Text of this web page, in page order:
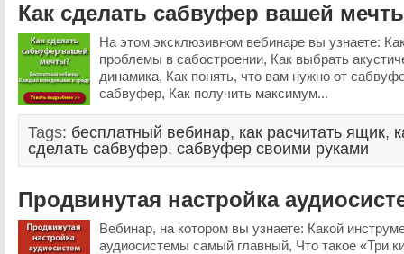
Как сделать сабвуфер вашей
На этом эксклюзивном вебинаре вы узнаете:
проблемы в сабостроении, Как выбрать
динамика, Как понять, что вам нужно от
сабвуфер, Как получить максимум...
Tags: бесплатный вебинар, как расчитать ящик,
сделать сабвуфер, сабвуфер своими руками
Продвинутая настройка
Вебинар, на котором вы узнаете: Какой
аудиосистемы самый главный, Что такое «Три